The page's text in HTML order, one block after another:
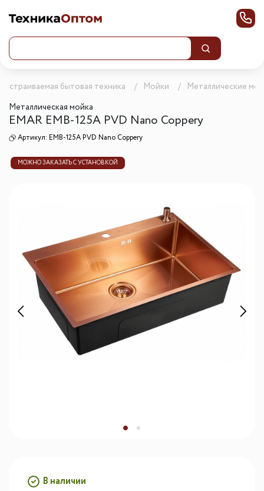
Встраиваемая бытовая техника Мойки
Металлические
Металлическая мойка
EMAR EMB-125A PVD Nano Coppery
Артикул: EMB-125A PVD Nano Coppery
МОЖНО ЗАКАЗАТЬ С УСТАНОВКОЙ
В наличии